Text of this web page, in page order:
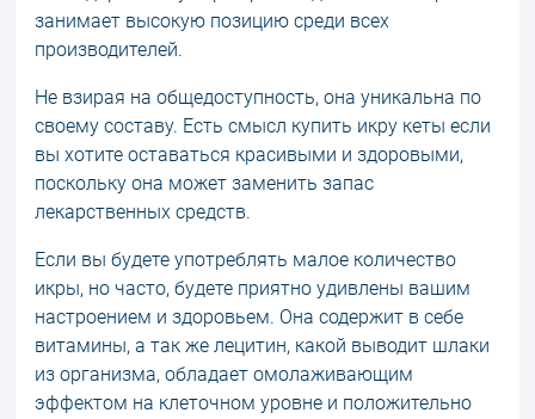
занимает высокую позицию среди всех
производителей.
Не взирая на общедоступность, она уникальна по
своему составу. Есть смысл купить икру кеты если
вы хотите оставаться красивыми и здоровыми,
поскольку она может заменить запас
лекарственных средств.
Если вы будете употреблять малое количество
икры, но часто, будете приятно удивлены вашим
настроением и здоровьем. Она содержит в себе
витамины, а так же лецитин, какой выводит шлаки
из организма, обладает омолаживающим
эффектом на клеточном уровне и положительно